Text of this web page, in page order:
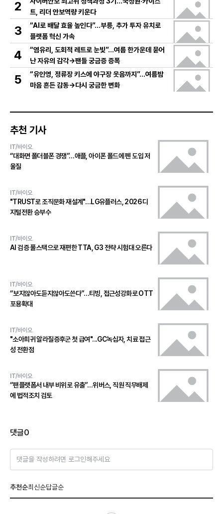
2
트, 리더 안보역량 키운다
3
“AI로 배달 효율 높인다”…부릉, 추가 투자 유치로
플랫폼 혁신 가속
4
“염유리, 도회적 레트로 눈빛”…여름 한가운데 묻어
난 자유의 감각→팬들 궁금증 증폭
5
“유인영, 정류장 키스에 야구장 웃음까지”…여름밤
마음 흔든 감동→다시 궁금한 변화
추천 기사
IT/바이오
“대화면 폴더블폰 경쟁”…애플, 아이폰 폴드에 펜 도입 저
울질
IT/바이오
"TRUST로 조직문화 재설계"…LG유플러스, 2026 디
지털전환 승부수
IT/바이오
AI 검증 풀스택으로 재편한 TTA, G3 전략 시험대 오른다
IT/바이오
“보지않아도듣지않아도쓴다”…티빙, 접근성강화로 OTT
포용확대
IT/바이오
"소아희귀 알라질증후군 첫 급여"...GC녹십자, 치료 접근
성 전환점
IT/바이오
“팬플랫폼서 내부 비위로 유출”…위버스, 직원 직무배제
에 법적조치 검토
댓글0
댓글을 작성하려면 로그인해주세요
추천순최신순답글순